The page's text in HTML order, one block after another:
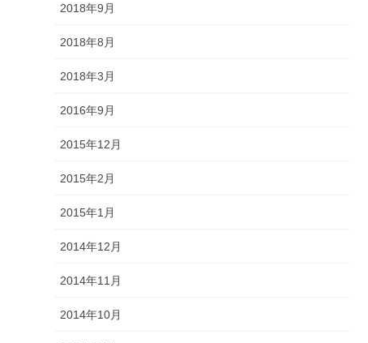
2018年9月
2018年8月
2018年3月
2016年9月
2015年12月
2015年2月
2015年1月
2014年12月
2014年11月
2014年10月